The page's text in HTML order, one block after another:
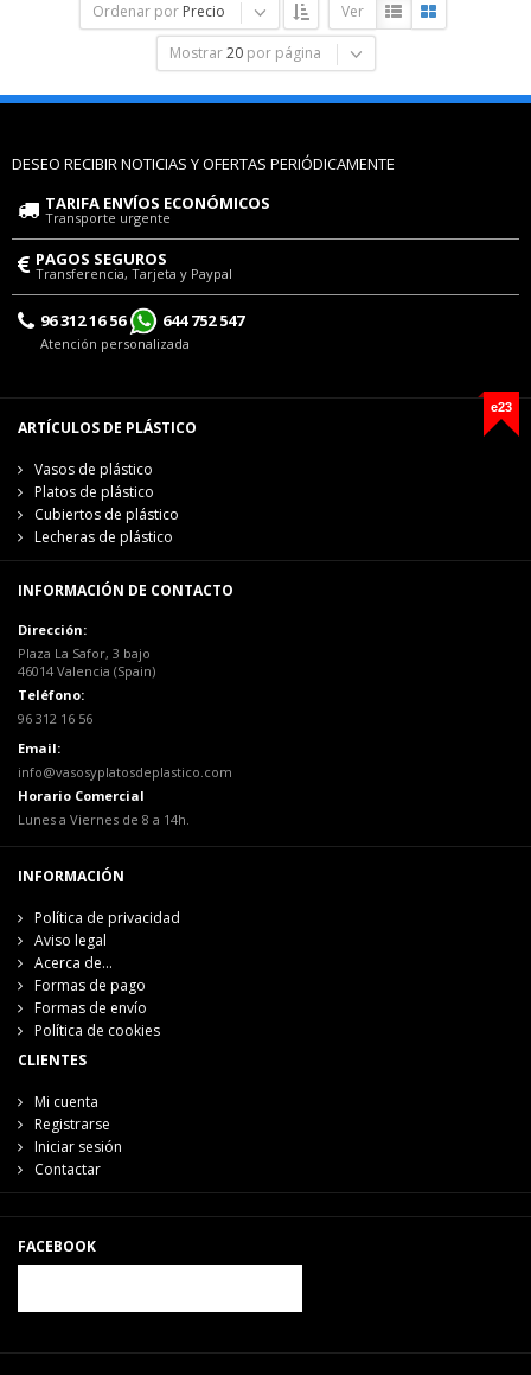
Ordenar por Precio Ver
Mostrar 20 por página
DESEO RECIBIR NOTICIAS Y OFERTAS PERIÓDICAMENTE
TARIFA ENVÍOS ECONÓMICOS
Transporte urgente
PAGOS SEGUROS
Transferencia, Tarjeta y Paypal
96 312 16 56 644 752 547
Atención personalizada
e23
ARTÍCULOS DE PLÁSTICO
Vasos de plástico
Platos de plástico
Cubiertos de plástico
Lecheras de plástico
INFORMACIÓN DE CONTACTO
Dirección:
Plaza La Safor, 3 bajo
46014 Valencia (Spain)
Teléfono:
96 312 16 56
Email:
info@vasosyplatosdeplastico.com
Horario Comercial
Lunes a Viernes de 8 a 14h.
INFORMACIÓN
Política de privacidad
Aviso legal
Acerca de...
Formas de pago
Formas de envío
Política de cookies
CLIENTES
Mi cuenta
Registrarse
Iniciar sesión
Contactar
FACEBOOK